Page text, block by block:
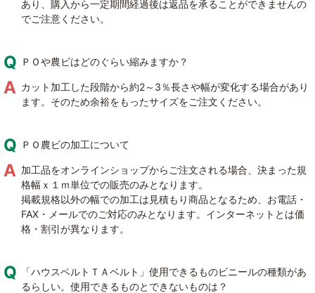
あり、購入から一定期間経過後は返品を承ることができませんの
でご注意ください。
ＰＯや農ビはどのぐらい縮みますか？
カット加工した段階から約2～3％長さや幅が変化する場合があり
ます。そのため余裕をもったサイズをご注文ください。
ＰＯ農ビの加工について
加工品をオンラインショップからご注文される場合、決まった規
格幅ｘ１ｍ単位での販売のみとなります。
掲載規格以外の幅での加工は見積もり商品となるため、お電話・
FAX・メールでのご対応のみとなります。インターネットとは価
格・割引が異なります。
「ハウスベルトＴＡベルト」使用できるものビニールの種類があ
るらしい。使用できるものとできないものは？